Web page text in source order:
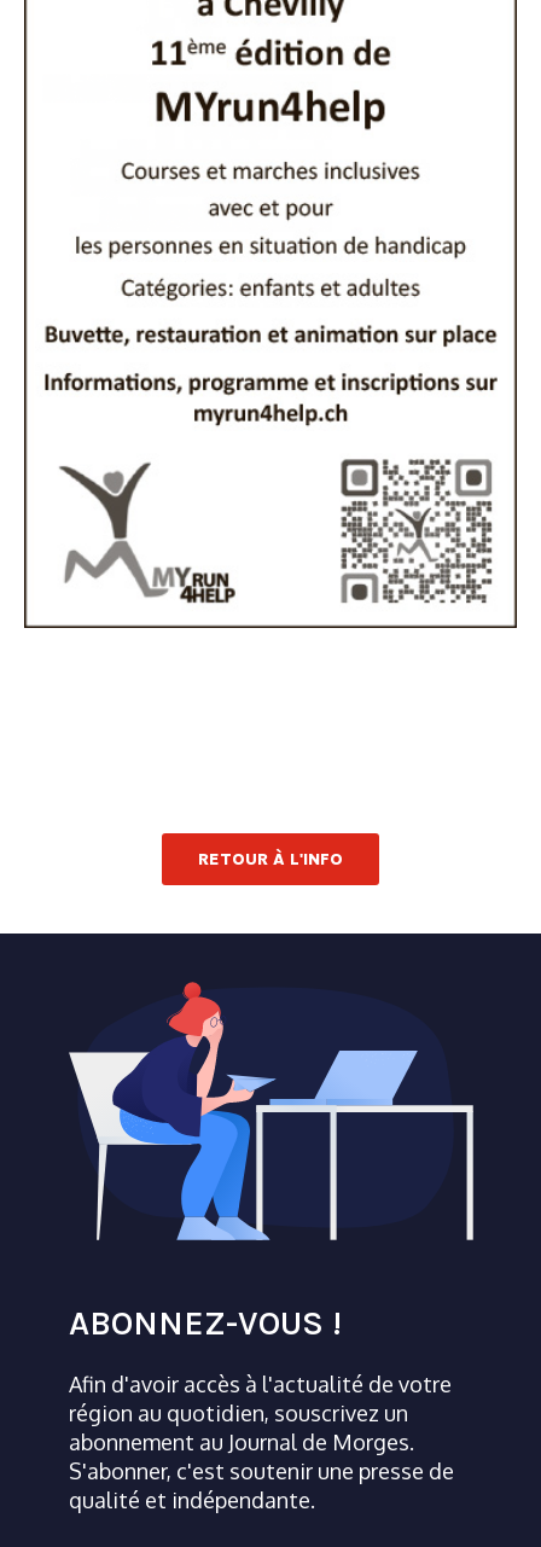
RETOUR À L'INFO
ABONNEZ-VOUS !
Afin d'avoir accès à l'actualité de votre
région au quotidien, souscrivez un
abonnement au Journal de Morges.
S'abonner, c'est soutenir une presse de
qualité et indépendante.